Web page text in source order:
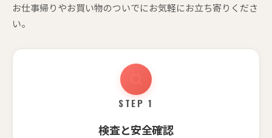
お仕事帰りやお買い物のついでにお気軽にお立ち寄りくださ
い。
STEP 1
検査と安全確認